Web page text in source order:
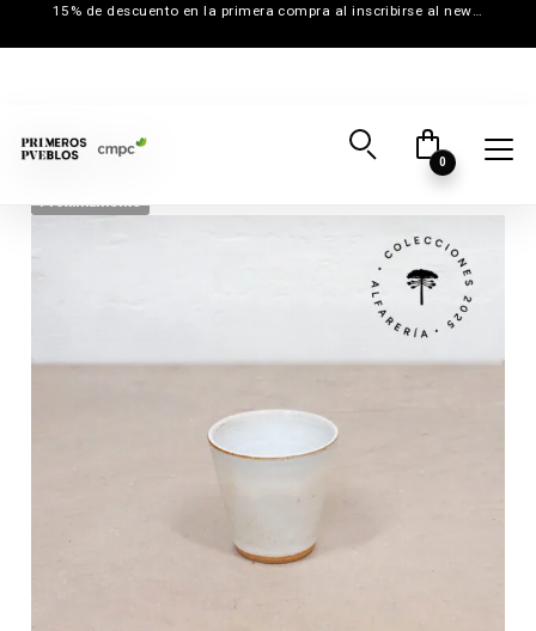
15% de descuento en la primera compra al inscribirse al newsletter
0
Próximamente